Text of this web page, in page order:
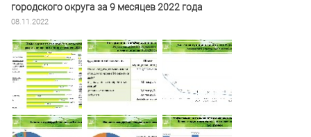
городского округа за 9 месяцев 2022 года
08.11.2022